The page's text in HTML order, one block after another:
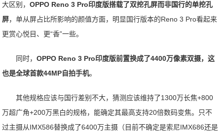
大区别，OPPO Reno 3 Pro印度版搭载了双挖孔屏而非国行的单挖孔
屏，单从屏占比所影响的颜值方面，明显国行版本的Reno 3 Pro看起来
更赏心悦目、更“香”一些。
同时，OPPO Reno 3 Pro印度版前置换成了4400万像素双摄，这
也是全球首款44MP自拍手机。
其他规格应该与国行差别不大，猜测应该维持了1300万长焦+800
万超广角+200万黑白的规格，能确定其最高支持20倍数码变焦。只不
过主摄从IMX586替换成了6400万主摄（目前不确定是索尼IMX686还是